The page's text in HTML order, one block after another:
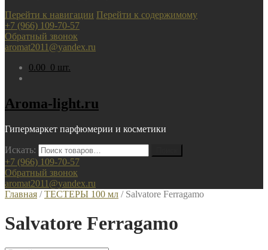
Перейти к навигации Перейти к содержимому
+7 (966) 109-70-57
Обратный звонок
aromat2011@yandex.ru
0.00 0 шт.
Aroma-light.ru
Гипермаркет парфюмерии и косметики
Искать:
+7 (966) 109-70-57
Обратный звонок
aromat2011@yandex.ru
Главная /ТЕСТЕРЫ 100 мл / Salvatore Ferragamo
Salvatore Ferragamo